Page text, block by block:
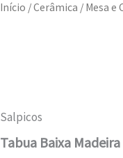
Início /Cerâmica / Mesa e
Salpicos
Tabua Baixa Madeira